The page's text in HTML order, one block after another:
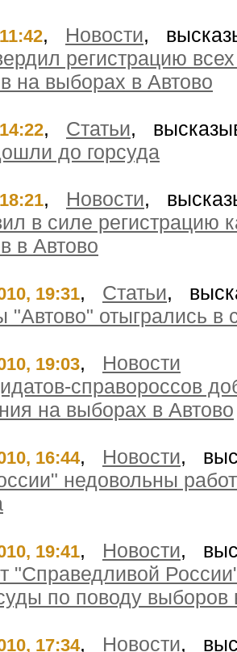
, Новости,
регистрацию
на выборах в Автово
, Статьи,
до горсуда
, Новости,
в силе регистрацию
в Автово
19:31, Статьи,
"Автово" отыгрались в
19:03, Новости
справороссов
на выборах в Автово
16:44, Новости,
недовольны
19:41, Новости,
"Справедливой
по поводу выборов
17:34, Новости,